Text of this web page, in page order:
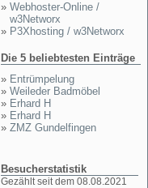
» Webhoster-Online /
w3Networx
» P3Xhosting / w3Networx
Die 5 beliebtesten Einträge
» Entrümpelung
» Weileder Badmöbel
» Erhard H
» Erhard H
» ZMZ Gundelfingen
Besucherstatistik
Gezählt seit dem 08.08.2021